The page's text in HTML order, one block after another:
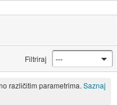
Filtriraj
različitim parametrima. Saznaj